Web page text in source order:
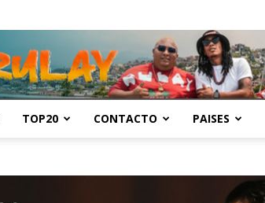
TOP20 CONTACTO PAISES